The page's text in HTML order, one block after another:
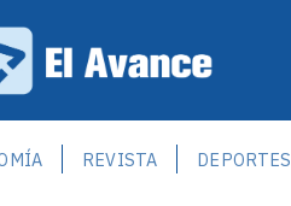
REVISTA DEPORTES